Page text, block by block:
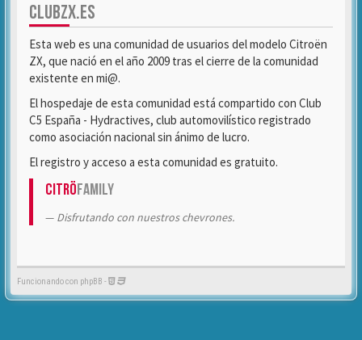
CLUBZX.ES
Esta web es una comunidad de usuarios del modelo Citroën
ZX, que nació en el año 2009 tras el cierre de la comunidad
existente en mi@.
El hospedaje de esta comunidad está compartido con Club
C5 España - Hydractives, club automovilístico registrado
como asociación nacional sin ánimo de lucro.
El registro y acceso a esta comunidad es gratuito.
CitröFamily
Disfrutando con nuestros chevrones.
Funcionando con phpBB -